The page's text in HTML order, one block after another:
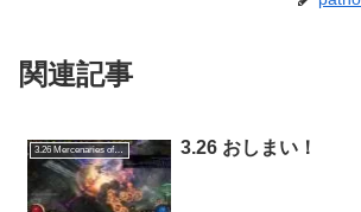
関連記事
3.26 Mercenaries of Trarthus 3.26 おしまい！